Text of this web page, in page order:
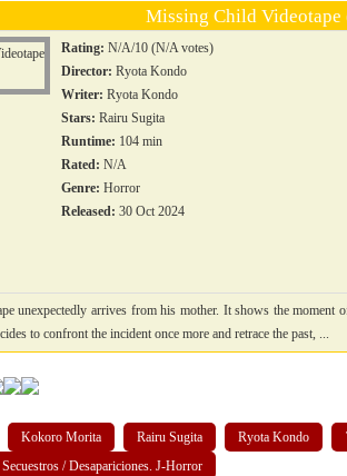
Missing Child Videotape
Rating: N/A/10 (N/A votes)
Director: Ryota Kondo
Writer: Ryota Kondo
Stars: Rairu Sugita
Runtime: 104 min
Rated: N/A
Genre: Horror
Released: 30 Oct 2024
unexpectedly arrives from his mother. It shows the moment
to confront the incident once more and retrace the past, ...
Kokoro Morita Rairu Sugita Ryota Kondo
/ Desapariciones. J-Horror